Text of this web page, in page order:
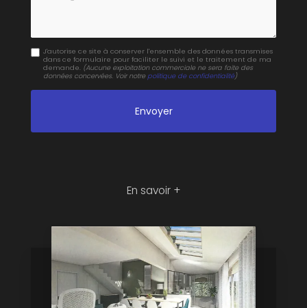
J'autorise ce site à conserver l'ensemble des données transmises
dans ce formulaire pour faciliter le suivi et le traitement de ma
demande. (Aucune exploitation commerciale ne sera faite des
données concervées. Voir notre politique de confidentialité)
En savoir +